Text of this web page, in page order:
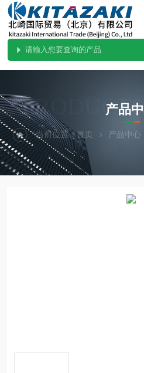
产品
当前位置：首页 产品中心